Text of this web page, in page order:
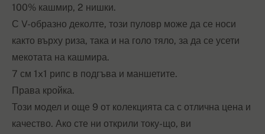
100% кашмир, 2 нишки.
С V-образно деколте, този пуловр може да се носи
както върху риза, така и на голо тяло, за да се усети
мекотата на кашмира.
7 см 1x1 рипс в подгъва и маншетите.
Права кройка.
Този модел и още 9 от колекцията са с отлична цена и
качество. Ако сте ни открили току-що, ви